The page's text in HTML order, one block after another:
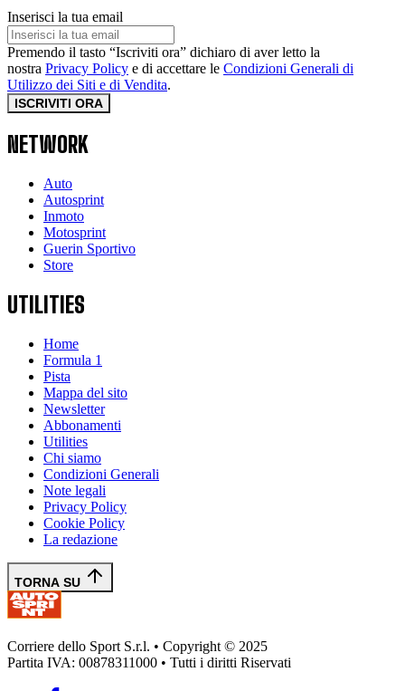
Inserisci la tua email
Premendo il tasto “Iscriviti ora” dichiaro di aver letto la
nostra Privacy Policy e di accettare le Condizioni Generali di
Utilizzo dei Siti e di Vendita.
ISCRIVITI ORA
NETWORK
Auto
Autosprint
Inmoto
Motosprint
Guerin Sportivo
Store
UTILITIES
Home
Formula 1
Pista
Mappa del sito
Newsletter
Abbonamenti
Utilities
Chi siamo
Condizioni Generali
Note legali
Privacy Policy
Cookie Policy
La redazione
TORNA SU
Corriere dello Sport S.r.l. • Copyright © 2025
Partita IVA: 00878311000 • Tutti i diritti Riservati